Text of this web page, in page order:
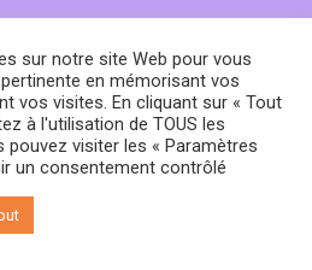
sur notre site Web pour vous
en mémorisant vos
vos visites. En cliquant sur « Tout
à l'utilisation de TOUS les
pouvez visiter les « Paramètres
un consentement contrôlé